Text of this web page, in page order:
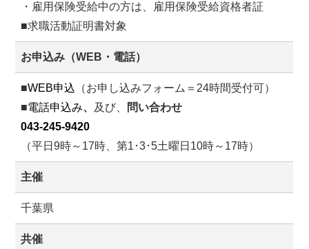
・雇用保険受給中の方は、雇用保険受給資格者証
■求職活動証明書対象
お申込み（WEB・電話）
■WEB申込 （お申し込みフォーム＝24時間受付可）
■電話申込み、 及び、 問い合わせ
043-245-9420
（平日9時～17時、第1･3･5土曜日10時～17時）
主催
千葉県
共催